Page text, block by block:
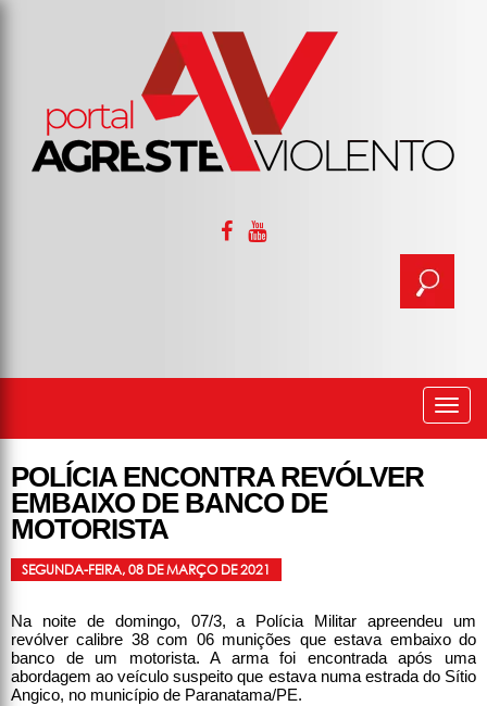
POLÍCIA ENCONTRA REVÓLVER
EMBAIXO DE BANCO DE
MOTORISTA
SEGUNDA-FEIRA, 08 DE MARÇO DE 2021
Na noite de domingo, 07/3, a Polícia Militar apreendeu um
revólver calibre 38 com 06 munições que estava embaixo do
banco de um motorista. A arma foi encontrada após uma
abordagem ao veículo suspeito que estava numa estrada do Sítio
Angico, no município de Paranatama/PE.